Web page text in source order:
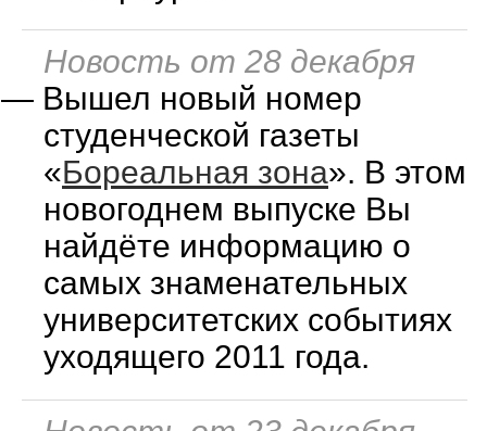
Новость от 28 декабря
— Вышел новый номер
студенческой газеты
«Бореальная зона». В этом
новогоднем выпуске Вы
найдёте информацию о
самых знаменательных
университетских событиях
уходящего 2011 года.